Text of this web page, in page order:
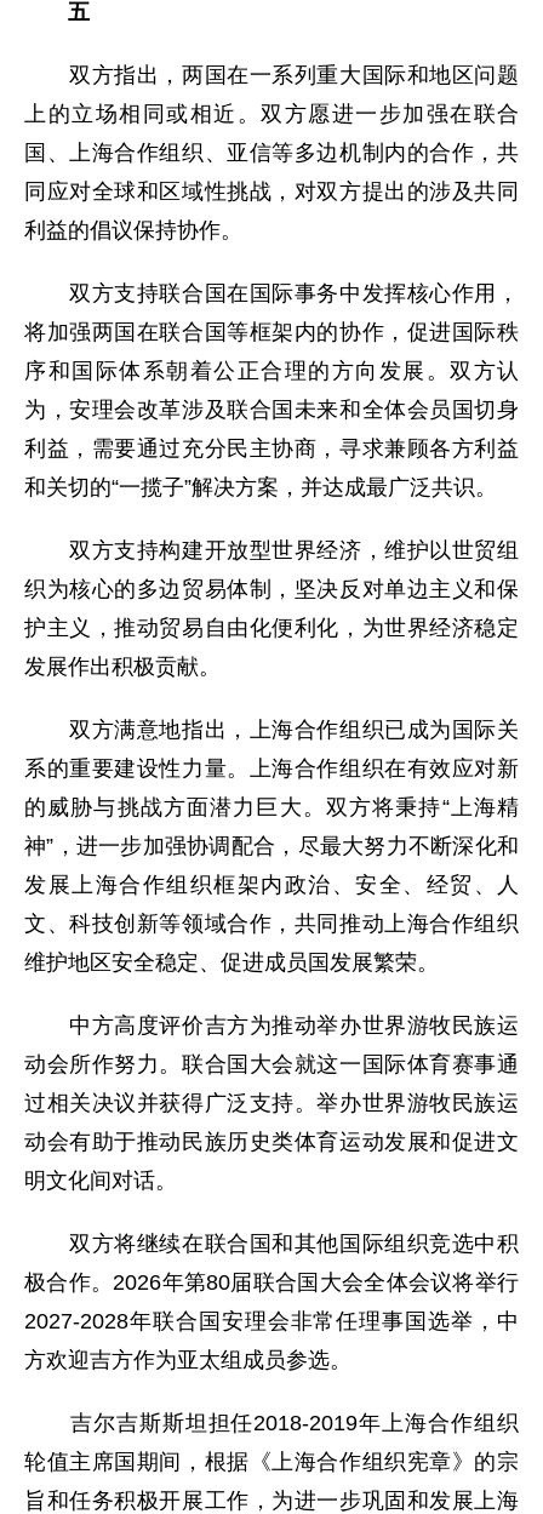
五
双方指出，两国在一系列重大国际和地区问题
上的立场相同或相近。双方愿进一步加强在联合
国、上海合作组织、亚信等多边机制内的合作，共
同应对全球和区域性挑战，对双方提出的涉及共同
利益的倡议保持协作。
双方支持联合国在国际事务中发挥核心作用，
将加强两国在联合国等框架内的协作，促进国际秩
序和国际体系朝着公正合理的方向发展。双方认
为，安理会改革涉及联合国未来和全体会员国切身
利益，需要通过充分民主协商，寻求兼顾各方利益
和关切的“一揽子”解决方案，并达成最广泛共识。
双方支持构建开放型世界经济，维护以世贸组
织为核心的多边贸易体制，坚决反对单边主义和保
护主义，推动贸易自由化便利化，为世界经济稳定
发展作出积极贡献。
双方满意地指出，上海合作组织已成为国际关
系的重要建设性力量。上海合作组织在有效应对新
的威胁与挑战方面潜力巨大。双方将秉持“上海精
神”，进一步加强协调配合，尽最大努力不断深化和
发展上海合作组织框架内政治、安全、经贸、人
文、科技创新等领域合作，共同推动上海合作组织
维护地区安全稳定、促进成员国发展繁荣。
中方高度评价吉方为推动举办世界游牧民族运
动会所作努力。联合国大会就这一国际体育赛事通
过相关决议并获得广泛支持。举办世界游牧民族运
动会有助于推动民族历史类体育运动发展和促进文
明文化间对话。
双方将继续在联合国和其他国际组织竞选中积
极合作。2026年第80届联合国大会全体会议将举行
2027-2028年联合国安理会非常任理事国选举，中
方欢迎吉方作为亚太组成员参选。
吉尔吉斯斯坦担任2018-2019年上海合作组织
轮值主席国期间，根据《上海合作组织宪章》的宗
旨和任务积极开展工作，为进一步巩固和发展上海